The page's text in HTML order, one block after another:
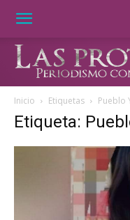
Inicio Etiquetas Pueblo
Etiqueta: